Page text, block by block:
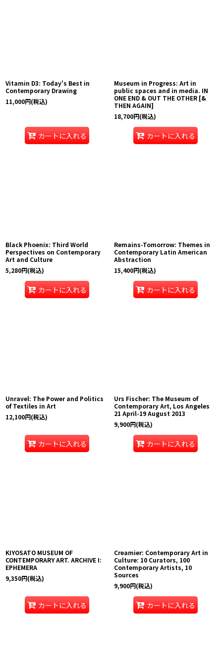
Vitamin D3: Today's Best in
Contemporary Drawing
11,000円(税込)
カートに入れる
Museum in Progress: Art in
public spaces and in media. IN
ONE END & OUT THE OTHER [&
THEN AGAIN]
18,700円(税込)
カートに入れる
Black Phoenix: Third World
Perspectives on Contemporary
Art and Culture
5,280円(税込)
カートに入れる
Remains-Tomorrow: Themes in
Contemporary Latin American
Abstraction
15,400円(税込)
カートに入れる
Unravel: The Power and Politics
of Textiles in Art
12,100円(税込)
カートに入れる
Urs Fischer: The Museum of
Contemporary Art, Los Angeles
21 April-19 August 2013
9,900円(税込)
カートに入れる
KIYOSATO MUSEUM OF
CONTEMPORARY ART. ARCHIVE I:
EPHEMERA
9,350円(税込)
カートに入れる
Creamier: Contemporary Art in
Culture: 10 Curators, 100
Contemporary Artists, 10
Sources
9,900円(税込)
カートに入れる